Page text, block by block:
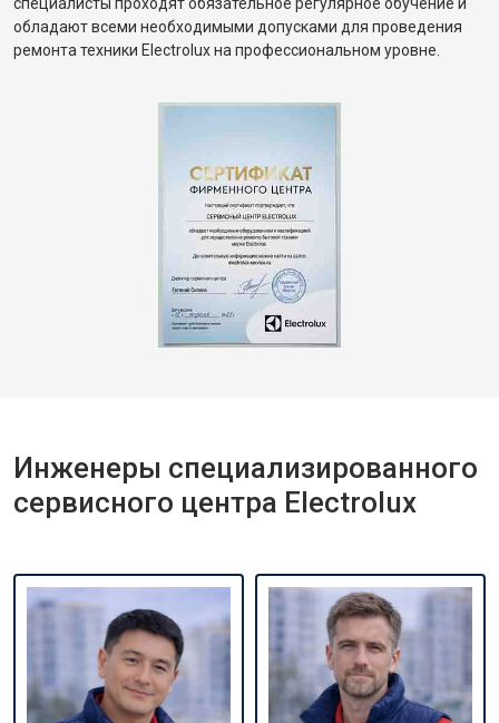
обладают всеми необходимыми допусками для проведения
ремонта техники Electrolux на профессиональном уровне.
Инженеры специализированного
сервисного центра Electrolux